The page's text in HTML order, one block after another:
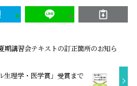
講習会テキストの訂正箇所のお知ら
生理学・医学賞」受賞まで